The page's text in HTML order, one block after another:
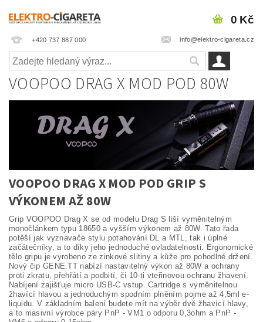
+420 737 887 000 info@elektro-cigareta.cz
0 Kč
VOOPOO DRAG X MOD POD 80W
VOOPOO DRAG X MOD POD GRIP S
VÝKONEM AŽ 80W
Grip VOOPOO Drag X se od modelu Drag S liší vyměnitelným
monočlánkem typu 18650 a vyšším výkonem až 80W. Tato řada
potěší jak vyznavače stylu potahování DL a MTL, tak i úplné
začátečníky, a to díky jeho jednoduché ovladatelnosti. Ergonomické
tělo gripu je vyrobeno ze zinkové slitiny a kůže pro pohodlné držení.
Nový čip GENE.TT nabízí nastavitelný výkon až 80W a ochrany
proti zkratu, přehřátí a podbití, či 10-ti vteřinovou ochranu žhavení.
Nabíjení zajišťuje micro USB-C vstup. Cartridge s vyměnitelnou
žhavící hlavou a jednoduchým spodním plněním pojme až 4,5ml e-
liquidu. V základním balení budete mít na výběr dvě žhavící hlavy,
a to masivní výrobce páry PnP - VM1 o odporu 0,3ohm a PnP -